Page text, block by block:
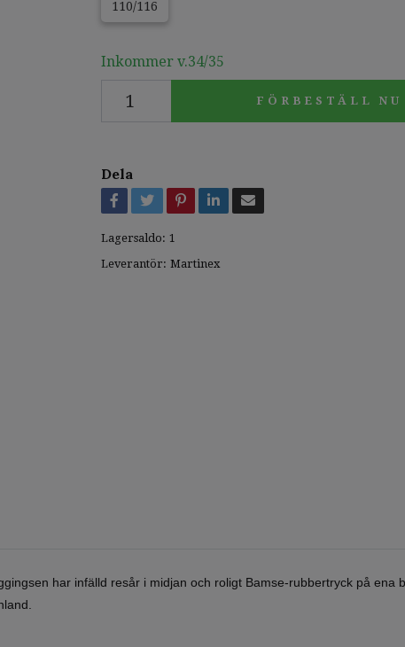
110/116
Inkommer v.34/35
FÖRBESTÄLL NU
Dela
Lagersaldo: 1
Leverantör: Martinex
har infälld resår i midjan och roligt Bamse-rubbertryck på ena